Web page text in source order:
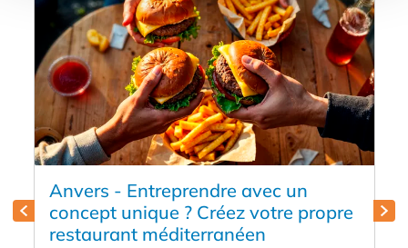
Anvers - Entreprendre avec un
concept unique ? Créez votre propre
restaurant méditerranéen